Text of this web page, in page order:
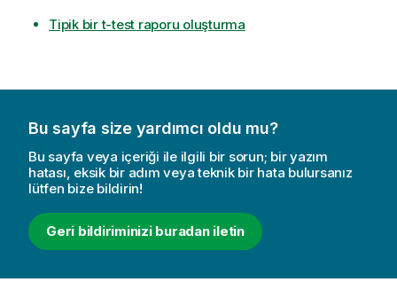
Tipik bir t-test raporu oluşturma
Bu sayfa size yardımcı oldu mu?
Bu sayfa veya içeriği ile ilgili bir sorun; bir yazım
hatası, eksik bir adım veya teknik bir hata bulursanız
lütfen bize bildirin!
Geri bildiriminizi buradan iletin